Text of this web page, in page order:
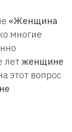
«Женщина
многие
летженщине
этот вопрос